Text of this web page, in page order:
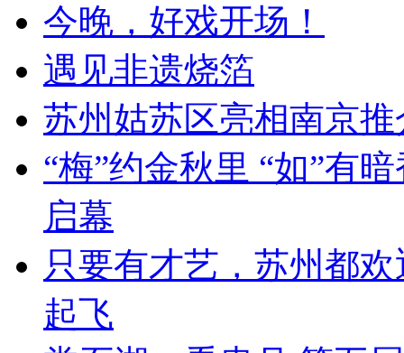
今晚，好戏开场！
遇见非遗烧箔
苏州姑苏区亮相南京
“梅”约金秋里 “如”有
启幕
只要有才艺，苏州都
起飞